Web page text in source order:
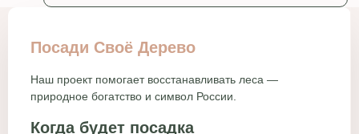
Посади Своё Дерево
Наш проект помогает восстанавливать леса —
природное богатство и символ России.
Когда будет посадка